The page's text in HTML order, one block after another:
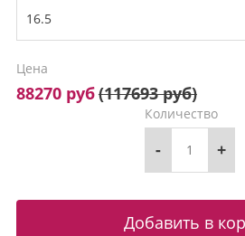
Цена
88270 руб(117693 руб)
Количество
- +